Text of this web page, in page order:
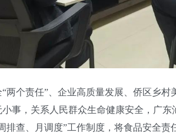
个责任”、企业高质量发展、侨区乡村
事，关系人民群众生命健康安全，广
排查、月调度”工作制度，将食品安全